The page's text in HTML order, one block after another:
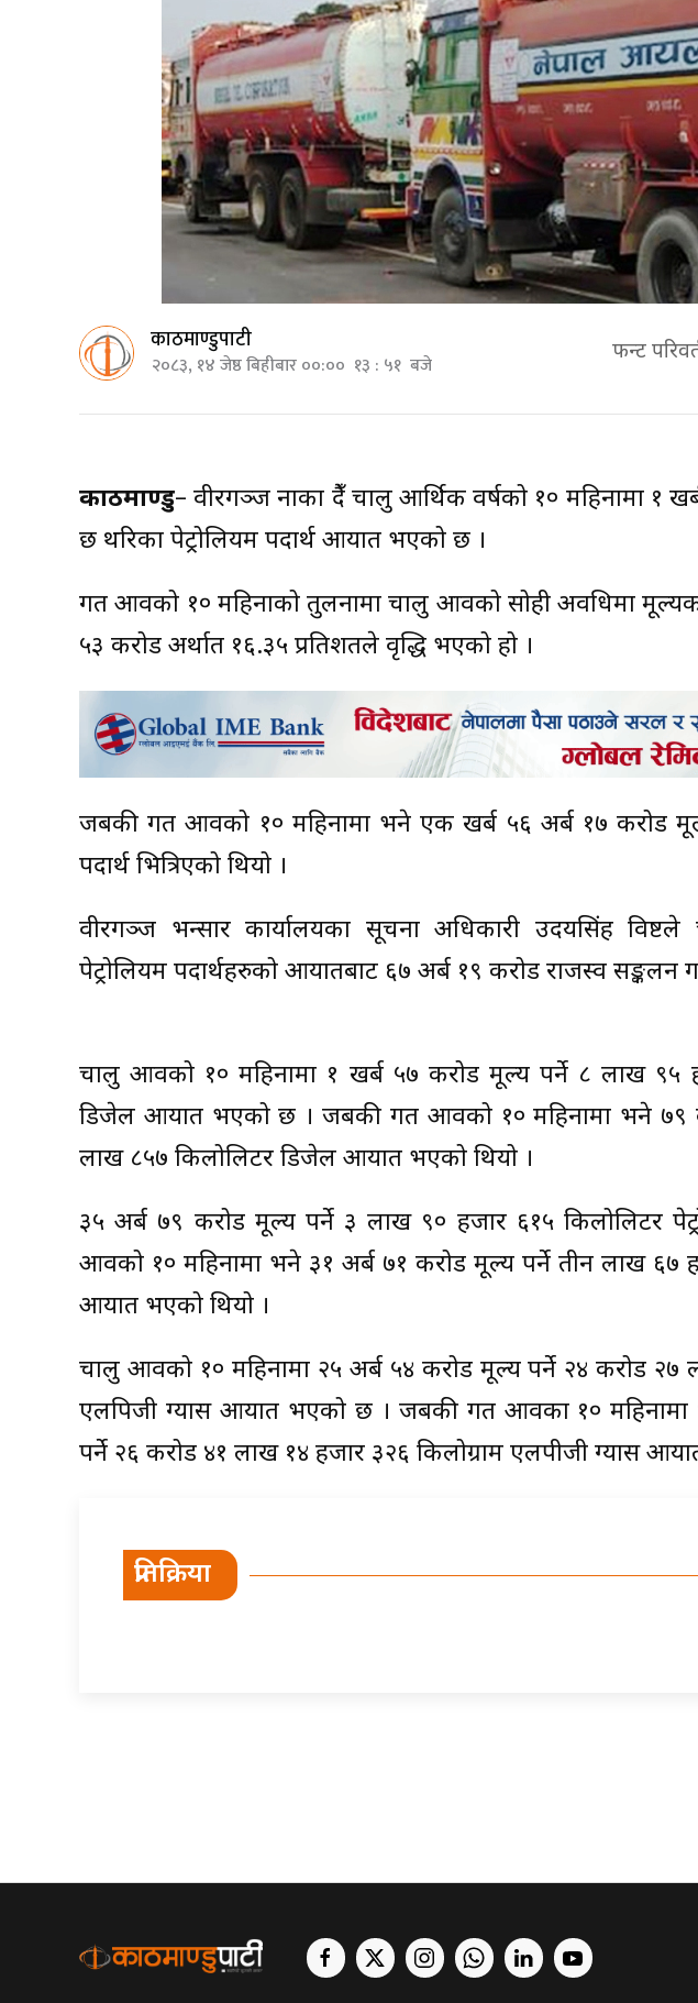
काठमाण्डुपाटी
२०८३, १४ जेष्ठ बिहीबार ००:०० १३ : ५१ बजे फन्ट
काठमाण्डु– वीरगञ्ज नाका हुँदै चालु आर्थिक वर्षको १० महिनामा १
छ थरिका पेट्रोलियम पदार्थ आयात भएको छ ।
गत आवको १० महिनाको तुलनामा चालु आवको सोही अवधिमा
५३ करोड अर्थात १६.३५ प्रतिशतले वृद्धि भएको हो ।
जबकी गत आवको १० महिनामा भने एक खर्ब ५६ अर्ब १७ करोड
पदार्थ भित्रिएको थियो ।
वीरगञ्ज भन्सार कार्यालयका सूचना अधिकारी उदयसिंह
पेट्रोलियम पदार्थहरुको आयातबाट ६७ अर्ब १९ करोड राजस्व सङ्कलन
चालु आवको १० महिनामा १ खर्ब ५७ करोड मूल्य पर्ने ८ लाख ९५
डिजेल आयात भएको छ । जबकी गत आवको १० महिनामा भने ७९
लाख ८५७ किलोलिटर डिजेल आयात भएको थियो ।
३५ अर्ब ७९ करोड मूल्य पर्ने ३ लाख ९० हजार ६१५ किलोलिटर
आवको १० महिनामा भने ३१ अर्ब ७१ करोड मूल्य पर्ने तीन लाख ६७
आयात भएको थियो ।
चालु आवको १० महिनामा २५ अर्ब ५४ करोड मूल्य पर्ने २४ करोड २७
एलपिजी ग्यास आयात भएको छ । जबकी गत आवका १० महिनामा
पर्ने २६ करोड ४१ लाख १४ हजार ३२६ किलोग्राम एलपीजी ग्यास
प्रतिक्रिया